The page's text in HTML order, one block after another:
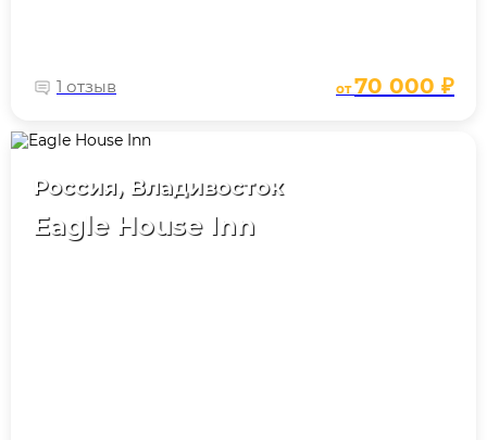
1 отзыв от70 000 ₽
Россия, Владивосток
Eagle House Inn